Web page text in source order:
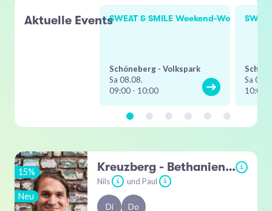
Aktuelle EventsSWEAT & SMILE Weekend-Workout
Schöneberg - Volkspark
Sa 08.08.
09:00 - 10:00
Sa
10:00
15%
Neu
Kreuzberg - Bethaniendamm i
Nils i und Paul i
Di Do